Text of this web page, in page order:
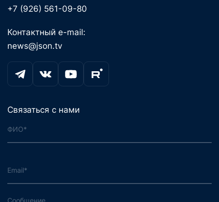
+7 (926) 561-09-80
Контактный e-mail:
news@json.tv
Связаться с нами